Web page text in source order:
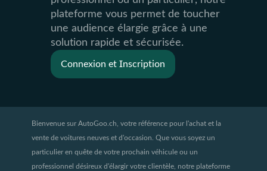
plateforme vous permet de toucher
une audience élargie grâce à une
solution rapide et sécurisée.
Connexion et Inscription
Bienvenue sur AutoGoo.ch, votre référence pour l'achat et la
vente de voitures neuves et d'occasion. Que vous soyez un
particulier en quête de votre prochain véhicule ou un
professionnel désireux d'élargir votre clientèle, notre plateforme